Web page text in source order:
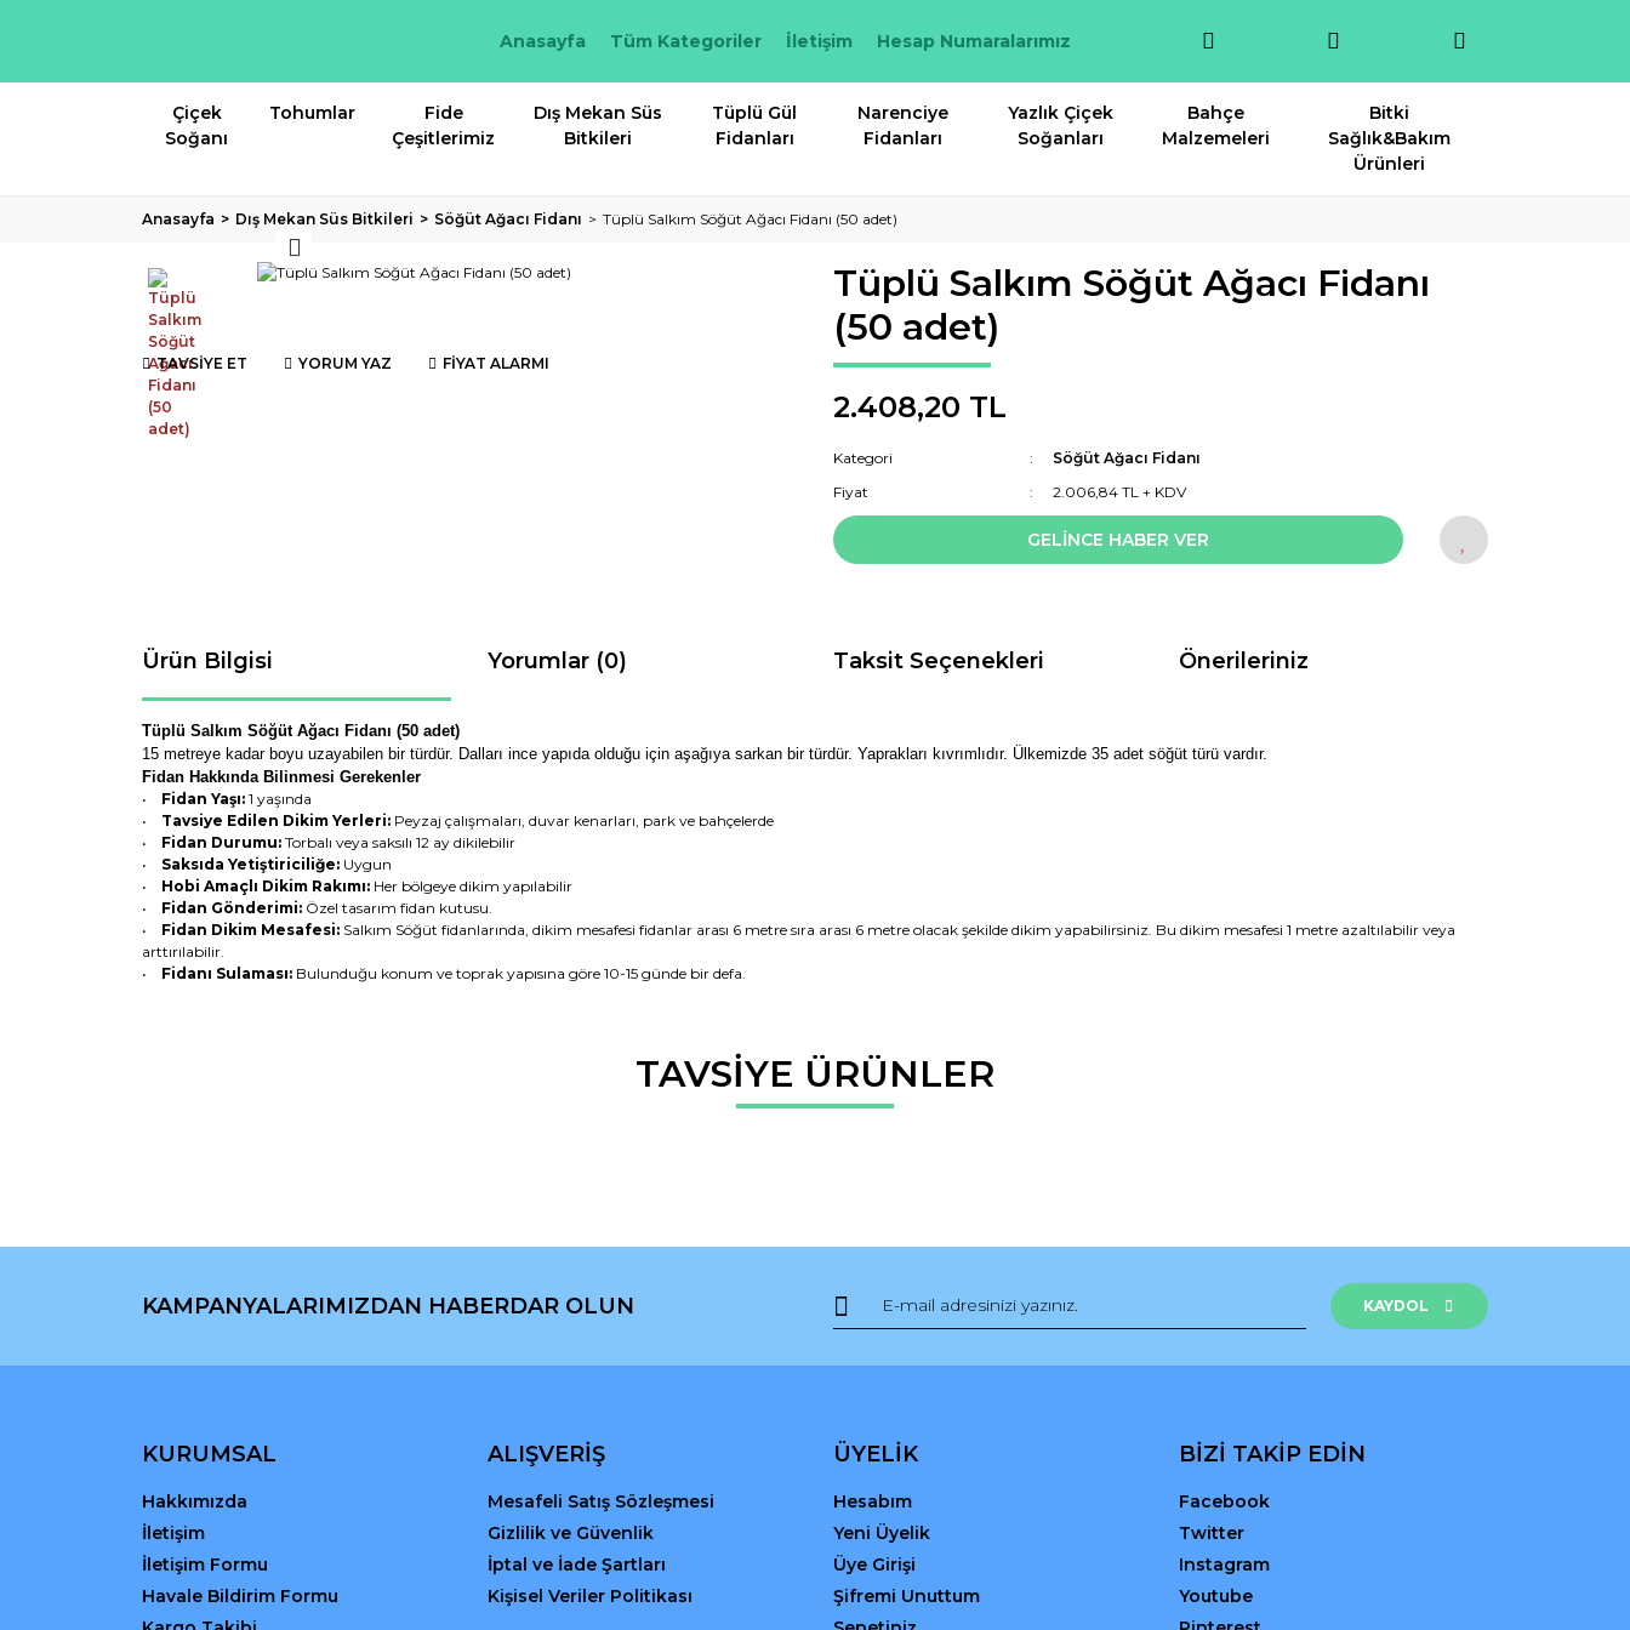
Anasayfa Tüm Kategoriler İletişim Hesap Numaralarımız
Çiçek
Soğanı
Tohumlar
Fide
Çeşitlerimiz
Dış Mekan Süs
Bitkileri
Tüplü Gül
Fidanları
Narenciye
Fidanları
Yazlık Çiçek
Soğanları
Bahçe
Malzemeleri
Bitki
Sağlık&Bakım
Ürünleri
Anasayfa Dış Mekan Süs Bitkileri Söğüt Ağacı Fidanı Tüplü Salkım Söğüt Ağacı Fidanı (50 adet)
TAVSİYE ET YORUM YAZ FİYAT ALARMI
Tüplü Salkım Söğüt Ağacı Fidanı
(50 adet)
2.408,20 TL
Kategori
Söğüt Ağacı Fidanı
Fiyat
2.006,84 TL + KDV
GELİNCE HABER VER
Ürün Bilgisi Yorumlar (0) Taksit Seçenekleri Önerileriniz
Tüplü Salkım Söğüt Ağacı Fidanı (50 adet)
15 metreye kadar boyu uzayabilen bir türdür. Dalları ince yapıda olduğu için aşağıya sarkan bir türdür. Yaprakları kıvrımlıdır. Ülkemizde 35 adet söğüt türü vardır.
Fidan Hakkında Bilinmesi Gerekenler
•
Fidan Yaşı: 1 yaşında
• Tavsiye Edilen Dikim Yerleri: Peyzaj çalışmaları, duvar kenarları, park ve bahçelerde
• Fidan Durumu: Torbalı veya saksılı 12 ay dikilebilir
• Saksıda Yetiştiriciliğe: Uygun
• Hobi Amaçlı Dikim Rakımı: Her bölgeye dikim yapılabilir
• Fidan Gönderimi: Özel tasarım fidan kutusu.
• Fidan Dikim Mesafesi: Salkım Söğüt fidanlarında, dikim mesafesi fidanlar arası 6 metre sıra arası 6 metre olacak şekilde dikim yapabilirsiniz. Bu dikim mesafesi 1 metre azaltılabilir veya
arttırılabilir.
• Fidanı Sulaması: Bulunduğu konum ve toprak yapısına göre 10-15 günde bir defa.
Bu ürüne ilk yorumu siz yapın!
Bu ürünün fiyat bilgisi, resim, ürün açıklamalarında ve diğer konularda yetersiz gördüğünüz noktaları öneri formunu kullanarak tarafımıza iletebilirsiniz.
Ürün fiyatı diğer sitelerden daha pahalı.
Gönder
TAVSİYE ÜRÜNLER
KAMPANYALARIMIZDAN HABERDAR OLUN KAYDOL
KURUMSAL
Hakkımızda
İletişim
İletişim Formu
Havale Bildirim Formu
ALIŞVERİŞ
Mesafeli Satış Sözleşmesi
Gizlilik ve Güvenlik
İptal ve İade Şartları
Kişisel Veriler Politikası
ÜYELİK
Hesabım
Yeni Üyelik
Üye Girişi
Şifremi Unuttum
BİZİ TAKİP EDİN
Facebook
Twitter
Instagram
Youtube